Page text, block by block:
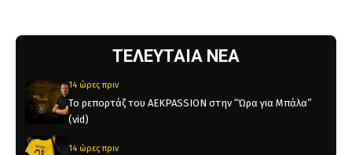
ΤΕΛΕΥΤΑΙΑ ΝΕΑ
14 ώρες πριν
Το ρεπορτάζ του AEKPASSION στην “Ώρα για Μπάλα”
(vid)
14 ώρες πριν